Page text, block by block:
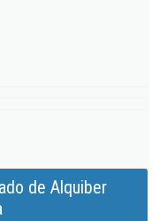
de Alquiber